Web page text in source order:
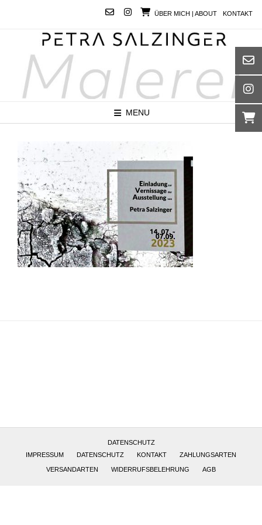
ÜBER MICH | ABOUT KONTAKT
MENU
DATENSCHUTZ
IMPRESSUM
DATENSCHUTZ KONTAKT ZAHLUNGSARTEN
VERSANDARTEN WIDERRUFSBELEHRUNG AGB